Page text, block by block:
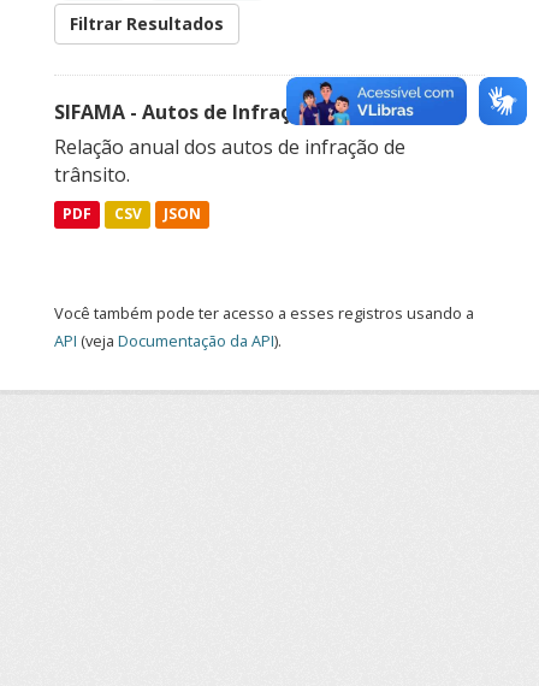
Filtrar Resultados
SIFAMA - Autos de Infração de Trânsito
Relação anual dos autos de infração de
trânsito.
PDF CSV JSON
Você também pode ter acesso a esses registros usando a
API (veja Documentação da API).